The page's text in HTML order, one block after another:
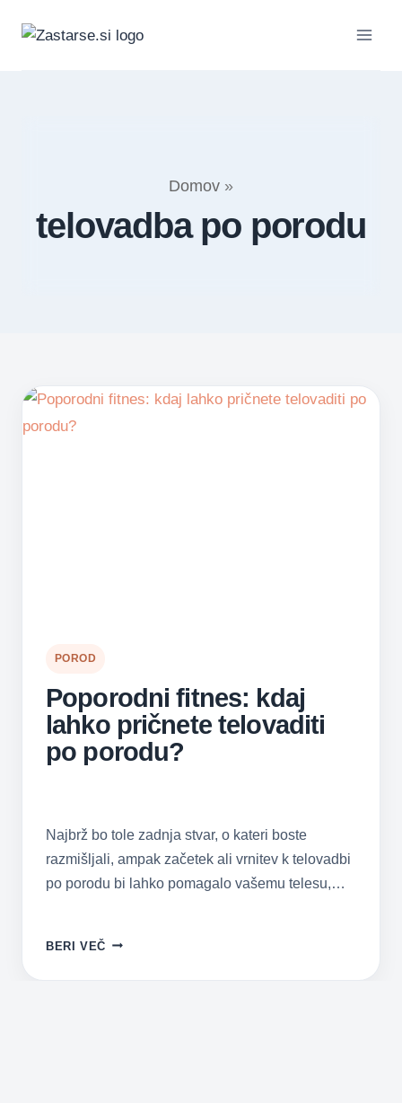
Domov »
telovadba po porodu
POROD
Poporodni fitnes: kdaj
lahko pričnete telovaditi
po porodu?
Najbrž bo tole zadnja stvar, o kateri boste
razmišljali, ampak začetek ali vrnitev k telovadbi
po porodu bi lahko pomagalo vašemu telesu,…
BERI VEČ POPORODNI
KDAJ